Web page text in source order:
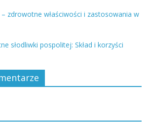
zdrowotne właściwości i zastosowania w
słodliwki pospolitej: Skład i korzyści